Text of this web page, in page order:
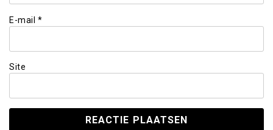
E-mail *
Site